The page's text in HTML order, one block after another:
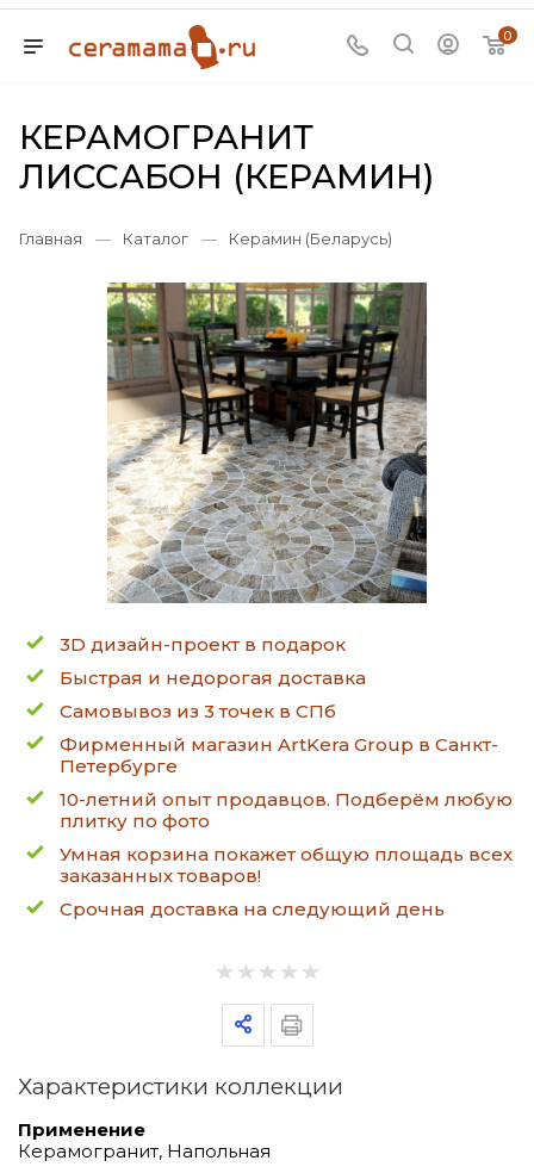
0
КЕРАМОГРАНИТ
ЛИССАБОН (КЕРАМИН)
Главная — Каталог — Керамин (Беларусь)
3D дизайн-проект в подарок
Быстрая и недорогая доставка
Самовывоз из 3 точек в СПб
Фирменный магазин ArtKera Group в Санкт-
Петербурге
10-летний опыт продавцов. Подберём любую
плитку по фото
Умная корзина покажет общую площадь всех
заказанных товаров!
Срочная доставка на следующий день
Характеристики коллекции
Применение
Керамогранит, Напольная